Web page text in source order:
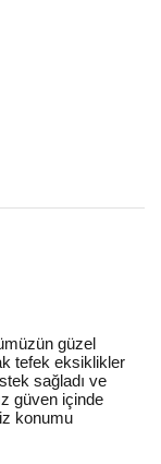
güzel
tefek eksiklikler
sağladı ve
güven içinde
konumu